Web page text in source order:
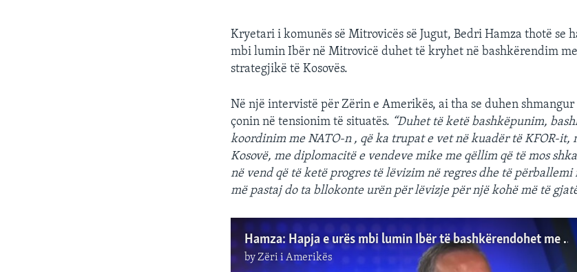
Kryetari i komunës së Mitrovicës së Jugut, Bedri Hamza thotë se
mbi lumin Ibër në Mitrovicë duhet të kryhet në bashkërendim
strategjikë të Kosovës.
Në një intervistë për Zërin e Amerikës, ai tha se duhen
çonin në tensionim të situatës. “Duhet të ketë bashkëpunim,
koordinim me NATO-n , që ka trupat e vet në kuadër të KFOR-it,
Kosovë, me diplomacitë e vendeve mike me qëllim që të mos
në vend që të ketë progres të lëvizim në regres dhe të përballemi
më pastaj do ta bllokonte urën për lëvizje për një kohë më të
Hamza: Hapja e urës mbi lumin Ibër të bashkërendohet me NATO-n
byZëri i Amerikës